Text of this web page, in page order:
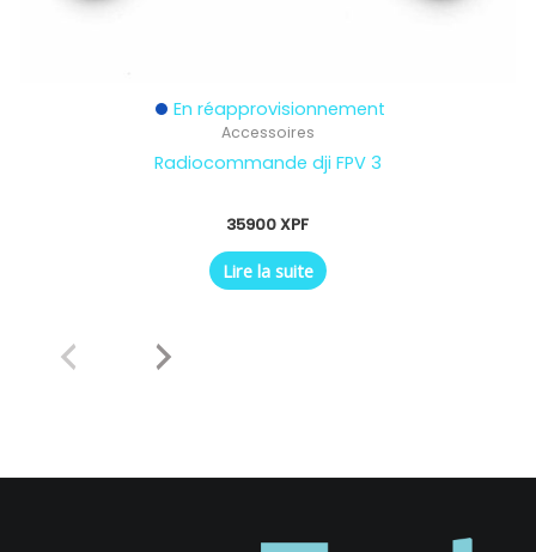
En réapprovisionnement
Accessoires
Radiocommande dji FPV 3
35900XPF
Lire la suite